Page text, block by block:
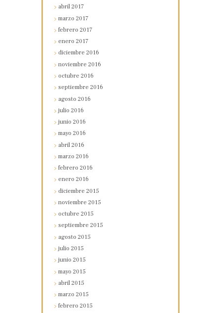
abril2017
marzo2017
febrero2017
enero2017
diciembre2016
noviembre2016
octubre2016
septiembre2016
agosto2016
julio2016
junio2016
mayo2016
abril2016
marzo2016
febrero2016
enero2016
diciembre2015
noviembre2015
octubre2015
septiembre2015
agosto2015
julio2015
junio2015
mayo2015
abril2015
marzo2015
febrero2015